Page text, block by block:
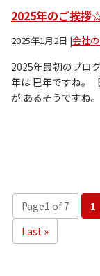
2025年のご挨拶
2025年1月2日 |会社
2025年最初のブロ
年は 巳年ですね。
が あるそうですね
Page1 of 7 1
Last »